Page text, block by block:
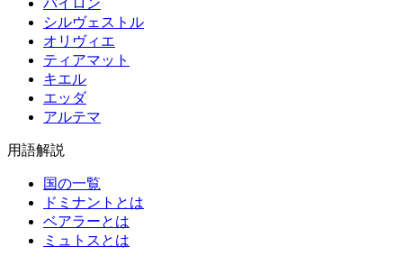
バイロン
シルヴェストル
オリヴィエ
ティアマット
キエル
エッダ
アルテマ
用語解説
国の一覧
ドミナントとは
ベアラーとは
ミュトスとは